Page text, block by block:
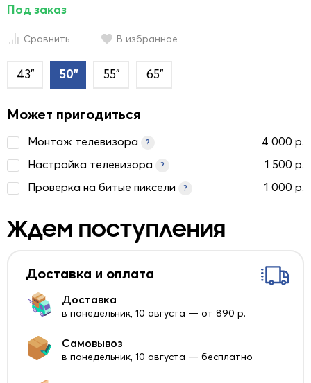
Под заказ
Сравнить В избранное
43" 50" 55" 65"
Может пригодиться
Монтаж телевизора ?
4 000 р.
Настройка телевизора
?
1 500 р.
Проверка на битые пиксели
? 1 000 р.
Ждем поступления
Доставка и оплата
Доставка
в понедельник, 10 августа — от 890 р.
Самовывоз
в понедельник, 10 августа — бесплатно